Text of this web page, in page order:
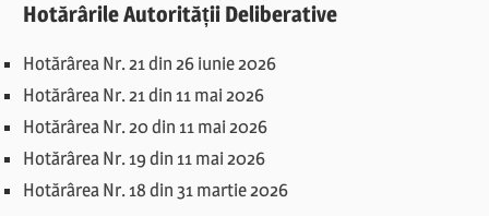
Hotărârile Autorității Deliberative
Hotărârea Nr. 21 din 26 iunie 2026
Hotărârea Nr. 21 din 11 mai 2026
Hotărârea Nr. 20 din 11 mai 2026
Hotărârea Nr. 19 din 11 mai 2026
Hotărârea Nr. 18 din 31 martie 2026